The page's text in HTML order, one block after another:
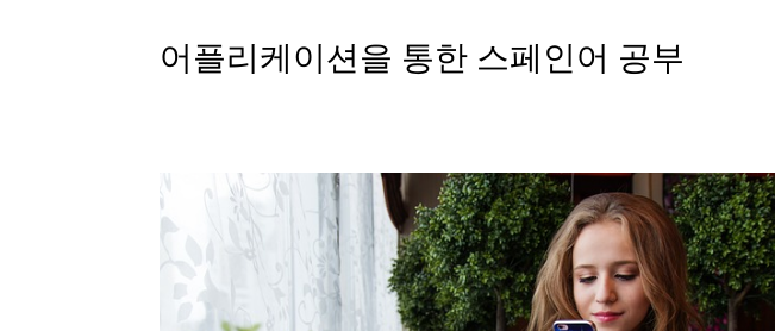
어플리케이션을 통한 스페인어 공부